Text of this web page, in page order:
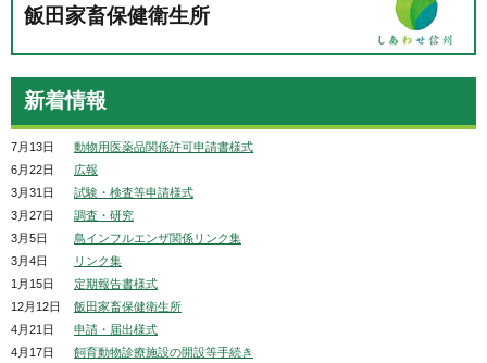
飯田家畜保健衛生所
新着情報
7月13日
動物用医薬品関係許可申請書様式
6月22日
広報
3月31日
試験・検査等申請様式
3月27日
調査・研究
3月5日
鳥インフルエンザ関係リンク集
3月4日
リンク集
1月15日
定期報告書様式
12月12日
飯田家畜保健衛生所
4月21日
申請・届出様式
4月17日
飼育動物診療施設の開設等手続き